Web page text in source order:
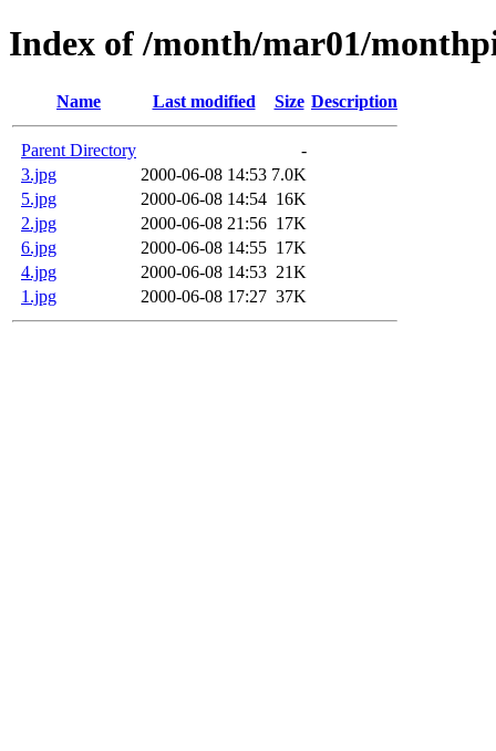
Index of /month/mar01/
Name Last modified Size Description
Parent Directory
-
3.jpg
2000-06-08 14:53 7.0K
5.jpg
2000-06-08 14:54 16K
2.jpg
2000-06-08 21:56 17K
6.jpg
2000-06-08 14:55 17K
4.jpg
2000-06-08 14:53 21K
1.jpg
2000-06-08 17:27 37K